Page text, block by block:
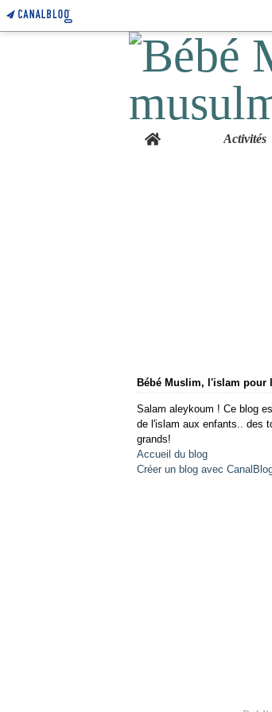
Home Activités
Bébé Muslim, l'islam pour
Salam aleykoum ! Ce blog
de l'islam aux enfants.. des
grands!
Accueil du blog
Créer un blog avec